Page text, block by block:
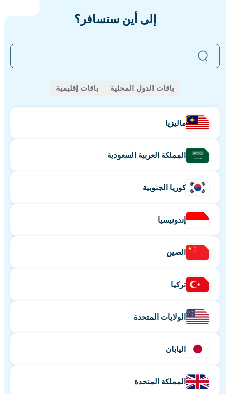
إلى أين ستسافر؟
لم تجد ما تبحث عنه؟اضغط هنا للمحاولة.باقات الدول المحلية باقات إقليمية
ماليزيا
المملكة العربية السعودية
كوريا الجنوبية
إندونيسيا
الصين
تركيا
الولايات المتحدة
اليابان
المملكة المتحدة